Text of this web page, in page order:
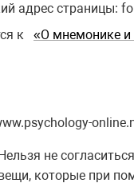
адрес страницы:
к «О мнемонике и
Нельзя не
которые при